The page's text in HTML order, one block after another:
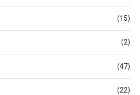
(15)
(2)
(47)
(22)